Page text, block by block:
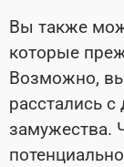
Вы также
которые
Возможно,
расстались
замужества.